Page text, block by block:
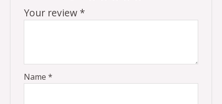
Your review *
Name *